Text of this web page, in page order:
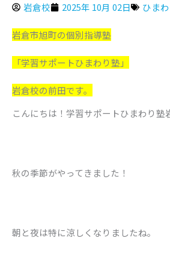
岩倉校 2025年 10月 02日 ひま
岩倉市旭町の個別指導塾
「学習サポートひまわり塾」
岩倉校の前田です。
こんにちは！学習サポートひまわり塾
秋の季節がやってきました！
朝と夜は特に涼しくなりましたね。